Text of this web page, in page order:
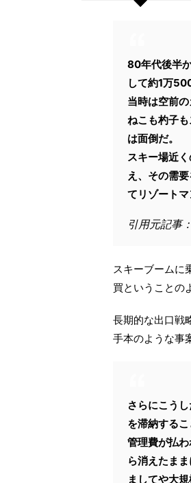
80年代後半
して約1万
当時は空前の
ねこも杓子
は面倒だ。
スキー場近
え、その需
てリゾートマ
引用元記事：
スキーブームに
買ということの
長期的な出口戦
手本のような事
さらにこう
を滞納するこ
管理費が払
ら消えたま
ましてや大